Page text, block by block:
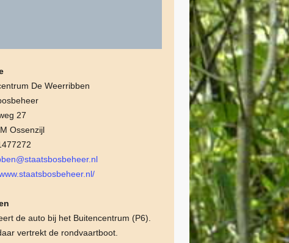
De Weerribben
27
Ossenzijl
de auto bij het Buitencentrum (P6).
vertrekt de rondvaartboot.